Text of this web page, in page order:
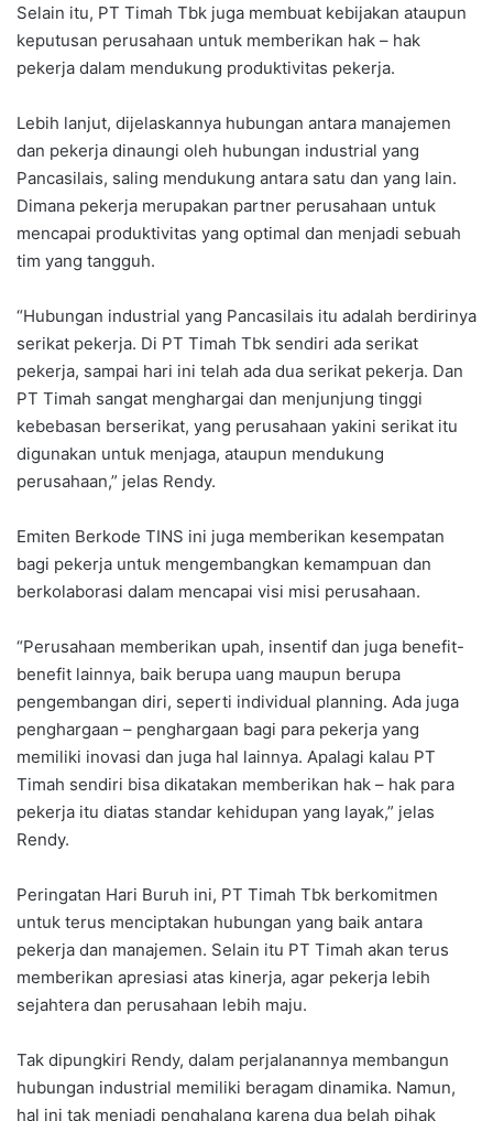
Selain itu, PT Timah Tbk juga membuat kebijakan ataupun
keputusan perusahaan untuk memberikan hak – hak
pekerja dalam mendukung produktivitas pekerja.
Lebih lanjut, dijelaskannya hubungan antara manajemen
dan pekerja dinaungi oleh hubungan industrial yang
Pancasilais, saling mendukung antara satu dan yang lain.
Dimana pekerja merupakan partner perusahaan untuk
mencapai produktivitas yang optimal dan menjadi sebuah
tim yang tangguh.
“Hubungan industrial yang Pancasilais itu adalah berdirinya
serikat pekerja. Di PT Timah Tbk sendiri ada serikat
pekerja, sampai hari ini telah ada dua serikat pekerja. Dan
PT Timah sangat menghargai dan menjunjung tinggi
kebebasan berserikat, yang perusahaan yakini serikat itu
digunakan untuk menjaga, ataupun mendukung
perusahaan,” jelas Rendy.
Emiten Berkode TINS ini juga memberikan kesempatan
bagi pekerja untuk mengembangkan kemampuan dan
berkolaborasi dalam mencapai visi misi perusahaan.
“Perusahaan memberikan upah, insentif dan juga benefit-
benefit lainnya, baik berupa uang maupun berupa
pengembangan diri, seperti individual planning. Ada juga
penghargaan – penghargaan bagi para pekerja yang
memiliki inovasi dan juga hal lainnya. Apalagi kalau PT
Timah sendiri bisa dikatakan memberikan hak – hak para
pekerja itu diatas standar kehidupan yang layak,” jelas
Rendy.
Peringatan Hari Buruh ini, PT Timah Tbk berkomitmen
untuk terus menciptakan hubungan yang baik antara
pekerja dan manajemen. Selain itu PT Timah akan terus
memberikan apresiasi atas kinerja, agar pekerja lebih
sejahtera dan perusahaan lebih maju.
Tak dipungkiri Rendy, dalam perjalanannya membangun
hubungan industrial memiliki beragam dinamika. Namun,
hal ini tak menjadi penghalang karena dua belah pihak